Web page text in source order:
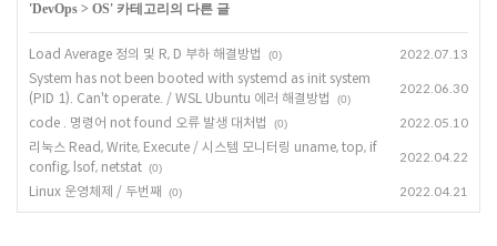
'DevOps > OS' 카테고리의 다른 글
Load Average 정의 및 R, D 부하 해결방법 (0) 2022.07.13
System has not been booted with systemd as init system
(PID 1). Can't operate. / WSL Ubuntu 에러 해결방법
(0)
2022.06.30
code . 명령어 not found 오류 발생 대처법 (0) 2022.05.10
리눅스 Read, Write, Execute / 시스템 모니터링 uname, top, if
config, lsof, netstat (0)
2022.04.22
Linux 운영체제 / 두번째 (0) 2022.04.21